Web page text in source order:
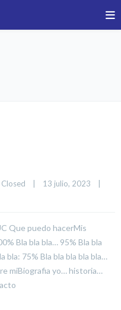
13 julio, 2023
Que puedo hacerMis
Bla bla bla… 95% Bla bla
bla: 75% Bla bla bla bla bla…
miBiografia yo… historia…